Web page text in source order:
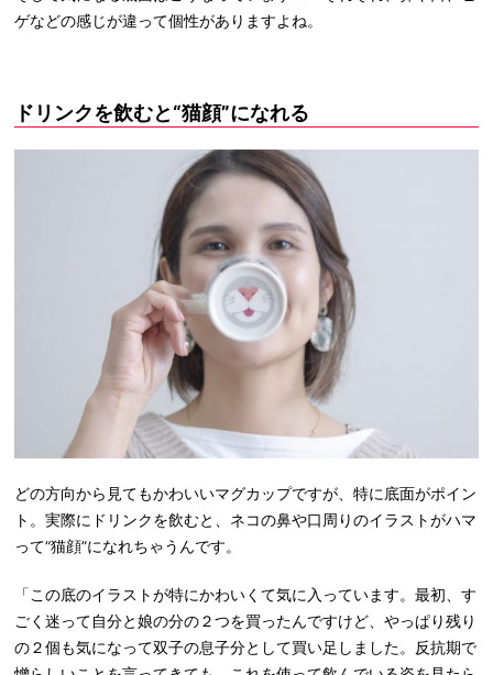
ゲなどの感じが違って個性がありますよね。
ドリンクを飲むと“猫顔”になれる
どの方向から見てもかわいいマグカップですが、特に底面がポイン
ト。実際にドリンクを飲むと、ネコの鼻や口周りのイラストがハマ
って“猫顔”になれちゃうんです。
「この底のイラストが特にかわいくて気に入っています。最初、す
ごく迷って自分と娘の分の２つを買ったんですけど、やっぱり残り
の２個も気になって双子の息子分として買い足しました。反抗期で